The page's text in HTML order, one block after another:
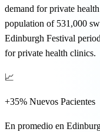
demand for private
population of 531,000
Edinburgh Festival
for private health clinics.
📈
+35% Nuevos Pacientes
En promedio en